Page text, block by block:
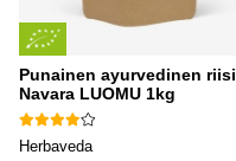
Punainen ayurvedinen riisi
Navara LUOMU 1kg
Herbaveda